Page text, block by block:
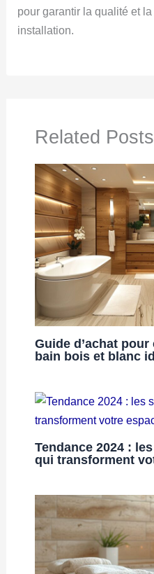
pour garantir la qualité et
installation.
Related Posts
Guide d’achat
bain bois et blanc
Tendance 2024 :
qui transforment